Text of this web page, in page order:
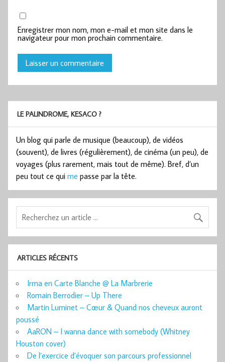
Enregistrer mon nom, mon e-mail et mon site dans le
navigateur pour mon prochain commentaire.
LE PALINDROME, KESACO ?
Un blog qui parle de musique (beaucoup), de vidéos
(souvent), de livres (régulièrement), de cinéma (un peu), de
voyages (plus rarement, mais tout de même). Bref, d’un
peu tout ce qui me passe par la tête.
ARTICLES RÉCENTS
Irma en Carte Blanche @ La Marbrerie
Romain Berrodier – Up There
Martin Luminet – Cœur & Quand nos cheveux auront
poussé
AaRON – I wanna dance with somebody (Whitney
Houston cover)
De l’exercice d’évoquer son parcours professionnel